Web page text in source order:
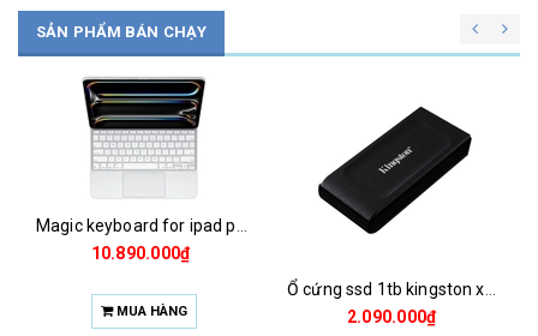
SẢN PHẨM BÁN CHẠY
2.090.000₫
MUA HÀNG